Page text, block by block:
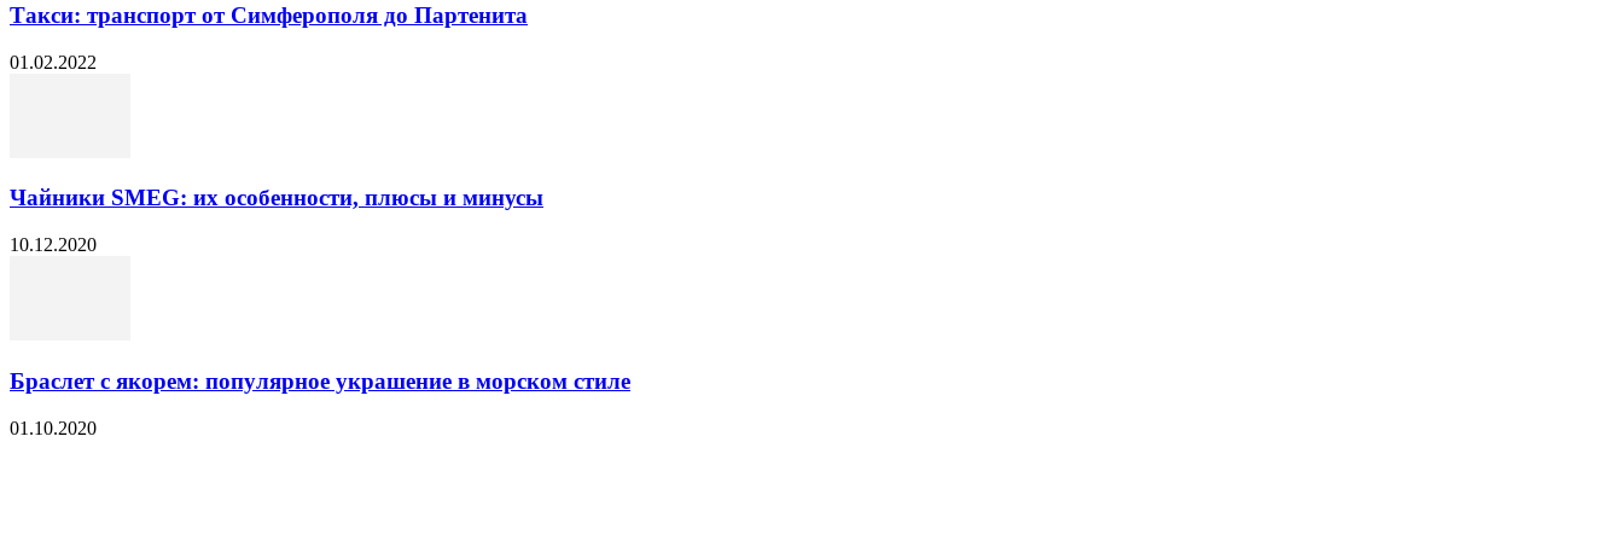
Такси: транспорт от Симферополя до Партенита
01.02.2022
Чайники SMEG: их особенности, плюсы и минусы
10.12.2020
Браслет с якорем: популярное украшение в морском стиле
01.10.2020